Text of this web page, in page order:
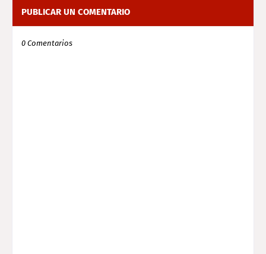
PUBLICAR UN COMENTARIO
0 Comentarios